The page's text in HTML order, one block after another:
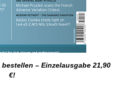
bestellen – Einzelausgabe 21,90
€!